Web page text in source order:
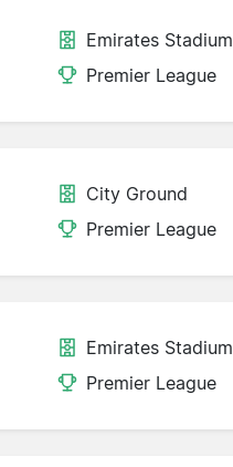
Emirates Stadium
Premier League
City Ground
Premier League
Emirates Stadium
Premier League